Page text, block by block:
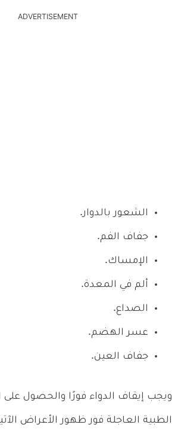
ADVERTISEMENT
الشعور بالدوار.
جفاف الفم.
الإمساك.
ألم في المعدة.
الصداع.
عسر الهضم.
جفاف العين.
ويجب إيقاف الدواء فورًا والحصول على
الطبية العاجلة فور ظهور الأعراض